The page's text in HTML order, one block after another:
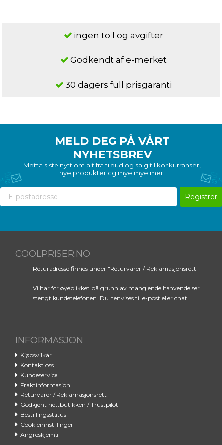
ingen toll og avgifter
Godkendt af e-merket
30 dagers full prisgaranti
MELD DEG PÅ VÅRT
NYHETSBREV
Motta siste nytt om alt fra tilbud og salg til konkurranser,
nye produkter og mye mye mer.
Registrer
COOLPRISER.NO
Returadresse finnes under "Returvarer / Reklamasjonsrett"
Vi har for øyeblikket på grunn av manglende henvendelser
stengt kundetelefonen. Du henvises til e-post eller chat.
INFORMASJON
Kjøpsvilkår
Kontakt oss
Kundeservice
Fraktinformasjon
Returvarer / Reklamasjonsrett
Godkjent nettbutikken / Trustpilot
Bestillingsstatus
Cookieinnstillinger
Angreskjema
Din sjanse til å eie
Byredos ikoniske
Gypsy Water
Meld deg på i dag, så kan du få
Byredo Gypsy Water på deg. Vi
måned. ✔️
Email
REGNE MED MEG
Tilbudet gjelder for nye og eksisterende abonnenter.